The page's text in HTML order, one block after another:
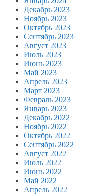
Декабрь 2023
Ноябрь 2023
Октябрь 2023
Сентябрь 2023
Август 2023
Июль 2023
Июнь 2023
Май 2023
Апрель 2023
Март 2023
Февраль 2023
Январь 2023
Декабрь 2022
Ноябрь 2022
Октябрь 2022
Сентябрь 2022
Август 2022
Июль 2022
Июнь 2022
Май 2022
Апрель 2022